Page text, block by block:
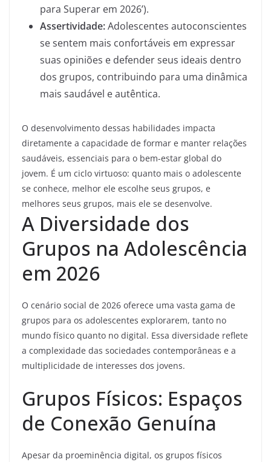
para Superar em 2026’).
Assertividade:Adolescentes autoconscientes
se sentem mais confortáveis em expressar
suas opiniões e defender seus ideais dentro
dos grupos, contribuindo para uma dinâmica
mais saudável e autêntica.
O desenvolvimento dessas habilidades impacta
diretamente a capacidade de formar e manter relações
saudáveis, essenciais para o bem-estar global do
jovem. É um ciclo virtuoso: quanto mais o adolescente
se conhece, melhor ele escolhe seus grupos, e
melhores seus grupos, mais ele se desenvolve.
A Diversidade dos
Grupos na Adolescência
em 2026
O cenário social de 2026 oferece uma vasta gama de
grupos para os adolescentes explorarem, tanto no
mundo físico quanto no digital. Essa diversidade reflete
a complexidade das sociedades contemporâneas e a
multiplicidade de interesses dos jovens.
Grupos Físicos: Espaços
de Conexão Genuína
Apesar da proeminência digital, os grupos físicos